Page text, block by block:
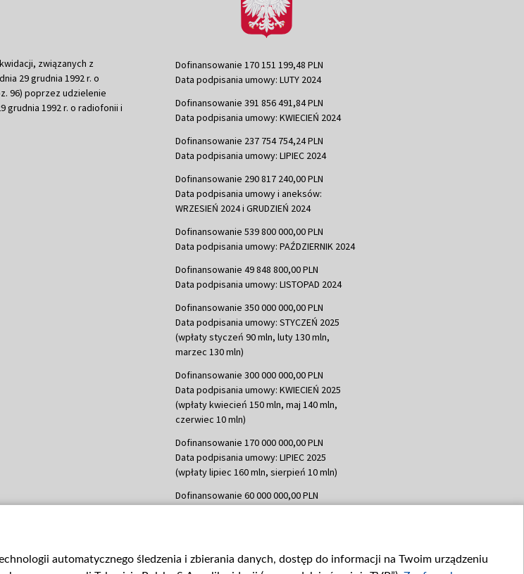
związanych z
29 grudnia 1992 r. o
96) poprzez udzielenie
grudnia 1992 r. o radiofonii i
Dofinansowanie 170 151 199,48 PLN
Data podpisania umowy: LUTY 2024
Dofinansowanie 391 856 491,84 PLN
Data podpisania umowy: KWIECIEŃ 2024
Dofinansowanie 237 754 754,24 PLN
Data podpisania umowy: LIPIEC 2024
Dofinansowanie 290 817 240,00 PLN
Data podpisania umowy i aneksów:
WRZESIEŃ 2024 i GRUDZIEŃ 2024
Dofinansowanie 539 800 000,00 PLN
Data podpisania umowy: PAŹDZIERNIK 2024
Dofinansowanie 49 848 800,00 PLN
Data podpisania umowy: LISTOPAD 2024
Dofinansowanie 350 000 000,00 PLN
Data podpisania umowy: STYCZEŃ 2025
(wpłaty styczeń 90 mln, luty 130 mln,
marzec 130 mln)
Dofinansowanie 300 000 000,00 PLN
Data podpisania umowy: KWIECIEŃ 2025
(wpłaty kwiecień 150 mln, maj 140 mln,
czerwiec 10 mln)
Dofinansowanie 170 000 000,00 PLN
Data podpisania umowy: LIPIEC 2025
(wpłaty lipiec 160 mln, sierpień 10 mln)
Dofinansowanie 60 000 000,00 PLN
Data podpisania umowy: WRZESIEŃ 2025
automatycznego śledzenia i zbierania danych, dostęp do informacji na Twoim urządzeniu